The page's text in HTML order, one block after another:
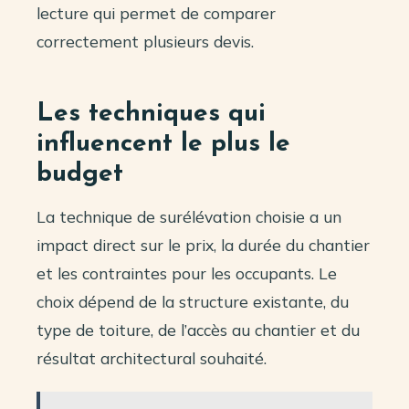
lecture qui permet de comparer
correctement plusieurs devis.
Les techniques qui
influencent le plus le
budget
La technique de surélévation choisie a un
impact direct sur le prix, la durée du chantier
et les contraintes pour les occupants. Le
choix dépend de la structure existante, du
type de toiture, de l’accès au chantier et du
résultat architectural souhaité.